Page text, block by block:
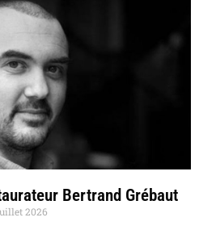
Bertrand Grébaut
2026